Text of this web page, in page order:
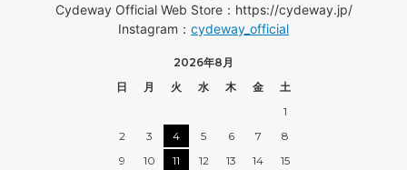
Cydeway Official Web Store：https://cydeway.jp/
Instagram： cydeway_official
2026年8月
日
月 火 水 木 金
土
1
2
3 4 5 6 7
8
9
10 11 12 13 14
15